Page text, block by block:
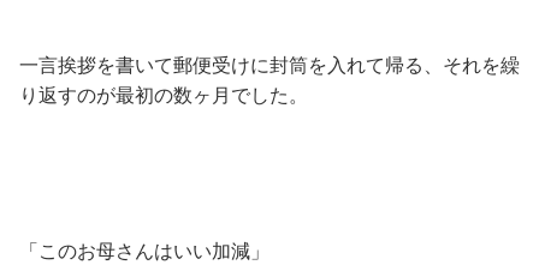
一言挨拶を書いて郵便受けに封筒を入れて帰る、それを繰
り返すのが最初の数ヶ月でした。
「このお母さんはいい加減」